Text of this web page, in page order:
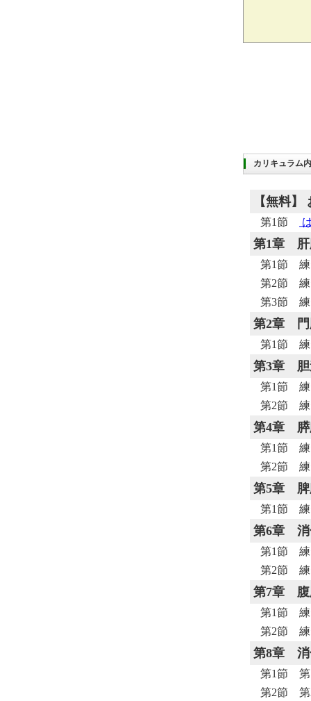
カリキュラム
【無料】
第1節
第1章
第1節 練
第2節 練
第3節 練
第2章
第1節 練
第3章
第1節 練
第2節 練
第4章
第1節 練
第2節 練
第5章
第1節 練
第6章
第1節 練
第2節 練
第7章
第1節 練
第2節 練
第8章
第1節 第
第2節 第